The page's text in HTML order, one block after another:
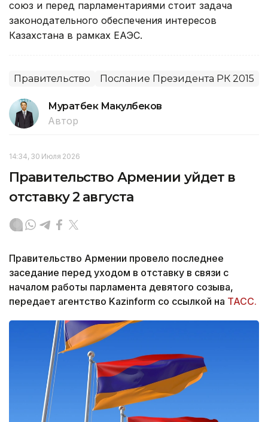
союз и перед парламентариями стоит задача
законодательного обеспечения интересов
Казахстана в рамках ЕАЭС.
Правительство Послание Президента РК 2015
Муратбек Макулбеков
Автор
14:34, 30 Июля 2026
Правительство Армении уйдет в
отставку 2 августа
Правительство Армении провело последнее
заседание перед уходом в отставку в связи с
началом работы парламента девятого созыва,
передает агентство Kazinform со ссылкой на ТАСС.